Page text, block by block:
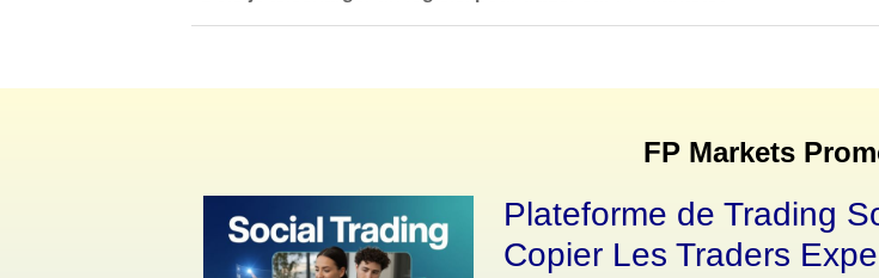
FP Markets
Plateforme de Trading
Copier Les Traders